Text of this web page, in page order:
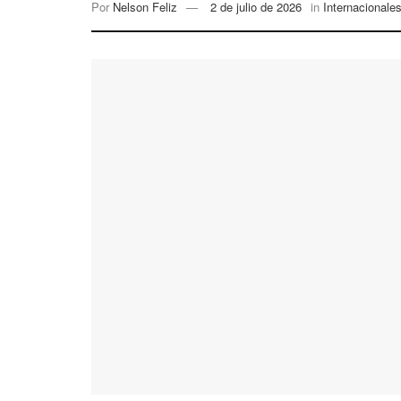
Por Nelson Feliz 2 de julio de 2026 in Internacionales